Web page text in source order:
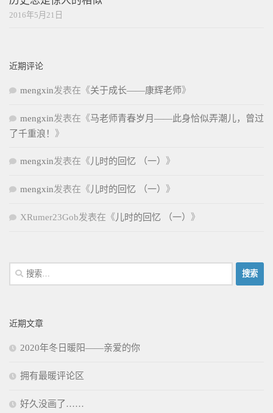
2016年5月21日
近期评论
mengxin发表在《关于成长——康辉老师》
mengxin发表在《马老师青春岁月——此身恰似弄潮儿，曾过
了千重浪！ 》
mengxin发表在《 儿时的回忆 （一） 》
mengxin发表在《 儿时的回忆 （一） 》
XRumer23Gob发表在《 儿时的回忆 （一） 》
搜
索：
近期文章
2020年冬日暖阳——亲爱的你
拥有最暖评论区
好久没画了……